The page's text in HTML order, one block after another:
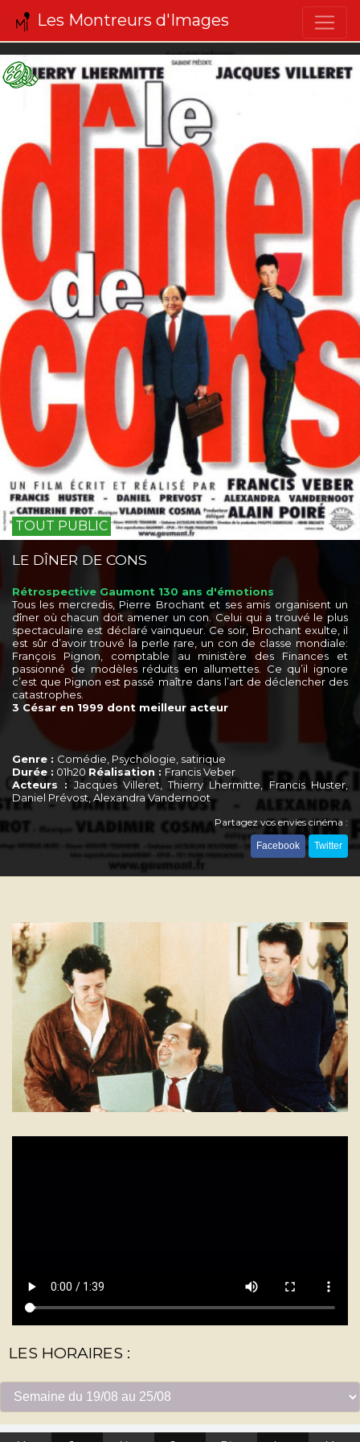
Les Montreurs d'Images
TOUT PUBLIC
LE DÎNER DE CONS
Rétrospective Gaumont 130 ans d'émotions
Tous les mercredis, Pierre Brochant et ses amis organisent un
dîner où chacun doit amener un con. Celui qui a trouvé le plus
spectaculaire est déclaré vainqueur. Ce soir, Brochant exulte, il
est sûr d’avoir trouvé la perle rare, un con de classe mondiale:
François Pignon, comptable au ministère des Finances et
passionné de modèles réduits en allumettes. Ce qu’il ignore
c’est que Pignon est passé maître dans l’art de déclencher des
catastrophes.
3 César en 1999 dont meilleur acteur
Genre : Comédie, Psychologie, satirique
Durée : 01h20 Réalisation : Francis Veber
Acteurs : Jacques Villeret, Thierry Lhermitte, Francis Huster,
Daniel Prévost, Alexandra Vandernoot
Partagez vos envies cinéma :
Facebook Twitter
LES HORAIRES :